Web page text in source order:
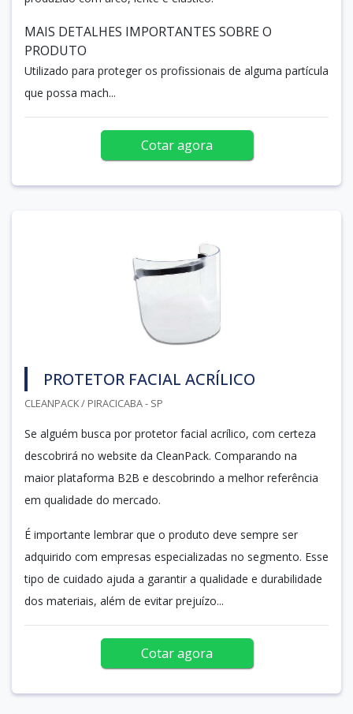
MAIS DETALHES IMPORTANTES SOBRE O
PRODUTO
Utilizado para proteger os profissionais de alguma partícula
que possa mach...
Cotar agora
PROTETOR FACIAL ACRÍLICO
CLEANPACK / PIRACICABA - SP
Se alguém busca por protetor facial acrílico, com certeza
descobrirá no website da CleanPack. Comparando na
maior plataforma B2B e descobrindo a melhor referência
em qualidade do mercado.
É importante lembrar que o produto deve sempre ser
adquirido com empresas especializadas no segmento. Esse
tipo de cuidado ajuda a garantir a qualidade e durabilidade
dos materiais, além de evitar prejuízo...
Cotar agora